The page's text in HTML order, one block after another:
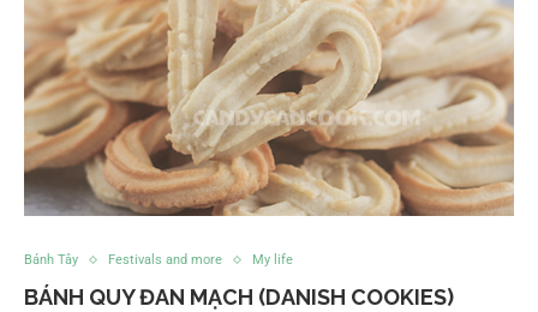
Bánh Tây Festivals and more My life
BÁNH QUY ĐAN MẠCH (DANISH COOKIES)